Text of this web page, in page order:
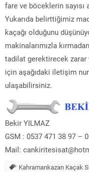
fare ve böceklerin sayısı
Yukarıda belirttiğimiz
kaçağı olduğunu
makinalarımızla
tadilat gerektirecek
için aşağıdaki iletişim
ulaşabilirsiniz.
Bekir YILMAZ
GSM : 0537 471 38 97 –
Mail:
Kahramankazan Kaçak